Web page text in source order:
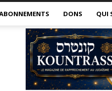
DONS QUI